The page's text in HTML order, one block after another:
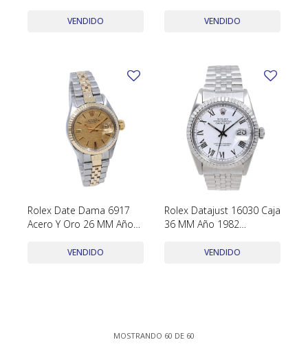
VENDIDO VENDIDO
Rolex Date Dama 6917
Acero Y Oro 26 MM Año
VENDIDO
Rolex Datajust 16030 Caja
36 MM Año 1982
InoxidableVENDIDO
MOSTRANDO 60 DE 60